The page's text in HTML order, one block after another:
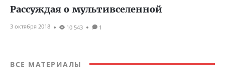
Рассуждая о мультивселенной
3 октября 2018 10 543 1
ВСЕ МАТЕРИАЛЫ